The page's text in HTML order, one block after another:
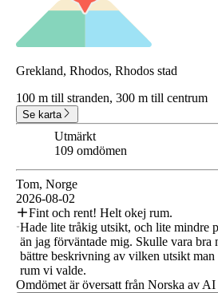
Grekland, Rhodos, Rhodos stad
100 m till stranden, 300 m till centrum
Se karta
Utmärkt
109 omdömen
Tom, Norge
2026-08-02
Fint och rent! Helt okej rum.
Hade lite tråkig utsikt, och lite mindre
än jag förväntade mig. Skulle vara bra
bättre beskrivning av vilken utsikt
rum vi valde.
Omdömet är översatt från Norska av AI